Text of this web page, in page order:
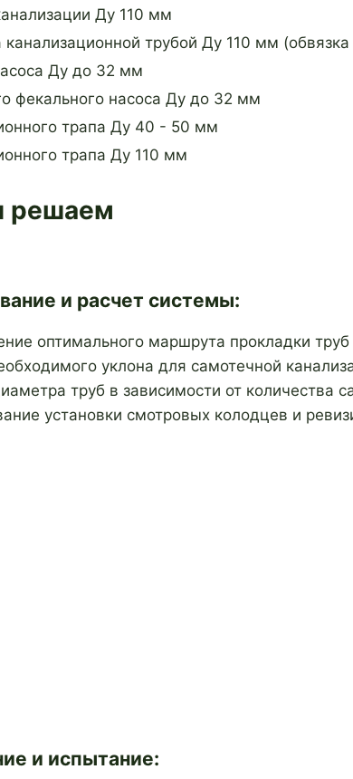
Ду 110 мм
трубой Ду 110 мм (обвязка
Ду до 32 мм
фекального насоса Ду до 32 мм
трапа Ду 40 - 50 мм
трапа Ду 110 мм
решаем
и расчет системы:
оптимального маршрута прокладки
уклона для самотечной
труб в зависимости от количества
установки смотровых колодцев и
и испытание: